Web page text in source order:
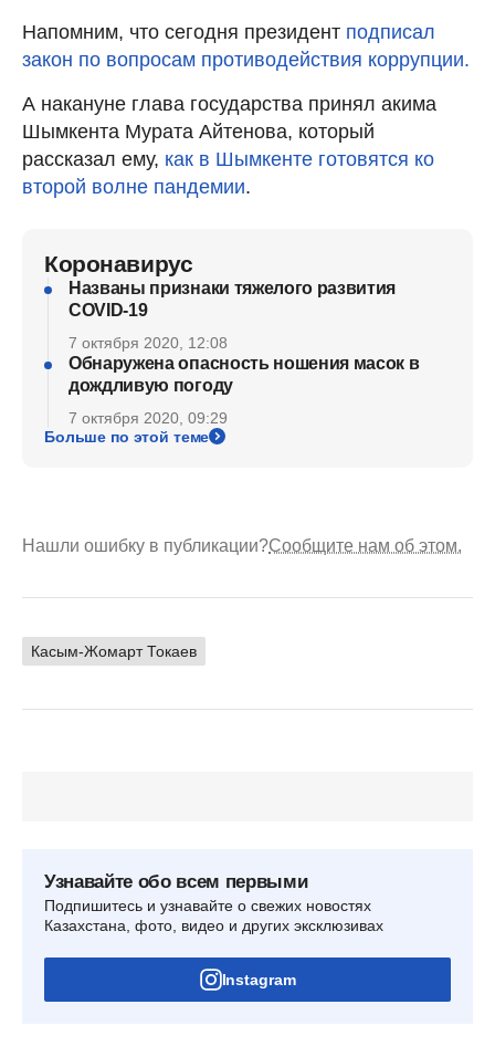
Напомним, что сегодня президент подписал
закон по вопросам противодействия коррупции.
А накануне глава государства принял акима
Шымкента Мурата Айтенова, который
рассказал ему, как в Шымкенте готовятся ко
второй волне пандемии.
Коронавирус
Названы признаки тяжелого развития
COVID-19
7 октября 2020, 12:08
Обнаружена опасность ношения масок в
дождливую погоду
7 октября 2020, 09:29
Больше по этой теме
Нашли ошибку в публикации?Сообщите нам об этом.
Касым-Жомарт Токаев
Узнавайте обо всем первыми
Подпишитесь и узнавайте о свежих новостях
Казахстана, фото, видео и других эксклюзивах
Instagram